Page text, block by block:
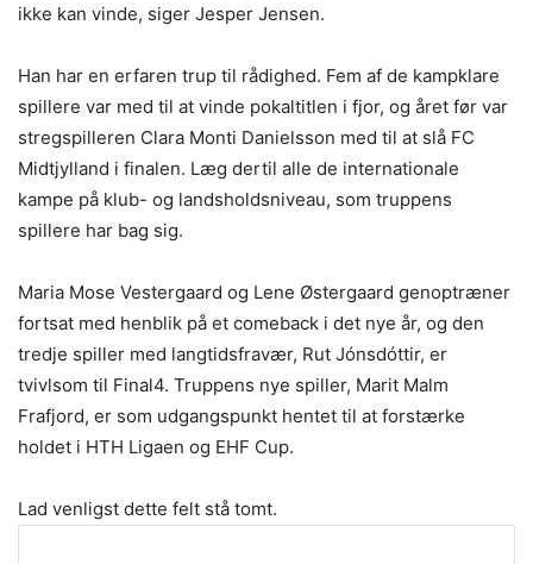
ikke kan vinde, siger Jesper Jensen.
Han har en erfaren trup til rådighed. Fem af de kampklare
spillere var med til at vinde pokaltitlen i fjor, og året før var
stregspilleren Clara Monti Danielsson med til at slå FC
Midtjylland i finalen. Læg dertil alle de internationale
kampe på klub- og landsholdsniveau, som truppens
spillere har bag sig.
Maria Mose Vestergaard og Lene Østergaard genoptræner
fortsat med henblik på et comeback i det nye år, og den
tredje spiller med langtidsfravær, Rut Jónsdóttir, er
tvivlsom til Final4. Truppens nye spiller, Marit Malm
Frafjord, er som udgangspunkt hentet til at forstærke
holdet i HTH Ligaen og EHF Cup.
Lad venligst dette felt stå tomt.